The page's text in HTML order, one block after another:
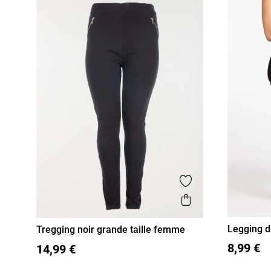
Ajouter aux
Aperçu rapide
48 50 52 54 56 XL XXL
Tregging noir grande taille femme
14,99 €
36 38
Legging
8,99 €